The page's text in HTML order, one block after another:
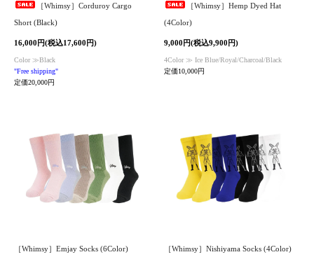
［Whimsy］Corduroy Cargo
Short (Black)
16,000円(税込17,600円)
Color ≫Black
"Free shipping"
定価20,000円
［Whimsy］Hemp Dyed Hat
(4Color)
9,000円(税込9,900円)
4Color ≫ Ice Blue/Royal/Charcoal/Black
定価10,000円
［Whimsy］Emjay Socks (6Color) ［Whimsy］Nishiyama Socks (4Color)